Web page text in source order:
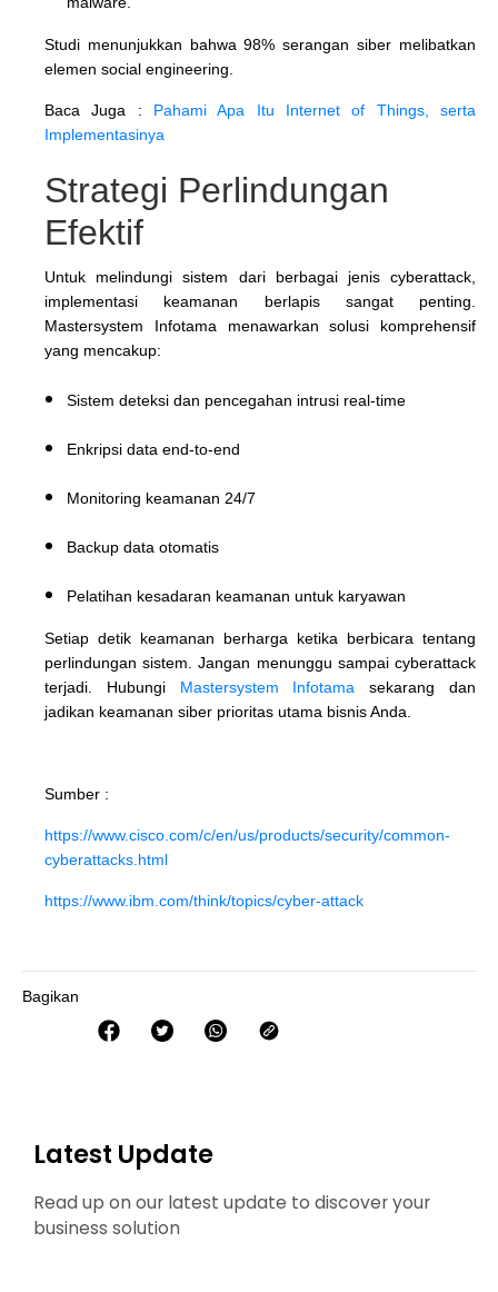
Studi menunjukkan bahwa 98% serangan siber melibatkan
elemen social engineering.
Baca Juga : Pahami Apa Itu Internet of Things, serta
Implementasinya
Strategi Perlindungan
Efektif
Untuk melindungi sistem dari berbagai jenis cyberattack,
implementasi keamanan berlapis sangat penting.
Mastersystem Infotama menawarkan solusi komprehensif
yang mencakup:
Sistem deteksi dan pencegahan intrusi real-time
Enkripsi data end-to-end
Monitoring keamanan 24/7
Backup data otomatis
Pelatihan kesadaran keamanan untuk karyawan
Setiap detik keamanan berharga ketika berbicara tentang
perlindungan sistem. Jangan menunggu sampai cyberattack
terjadi. Hubungi Mastersystem Infotama sekarang dan
jadikan keamanan siber prioritas utama bisnis Anda.
Sumber :
https://www.cisco.com/c/en/us/products/security/common-
cyberattacks.html
https://www.ibm.com/think/topics/cyber-attack
Bagikan
Latest Update
Read up on our latest update to discover your
business solution